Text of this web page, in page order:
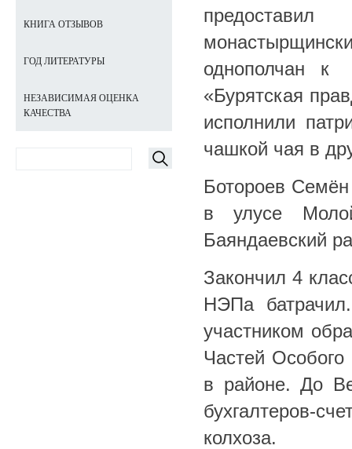
однополчан к
«Бурятская
исполнили
чашкой чая в
Ботороев
в улусе
Баяндаевский
Закончил 4
НЭПа
участником
Частей
в районе. До
бухгалтеров-
колхоза.
КНИГА ОТЗЫВОВ
ГОД ЛИТЕРАТУРЫ
НЕЗАВИСИМАЯ ОЦЕНКА
КАЧЕСТВА